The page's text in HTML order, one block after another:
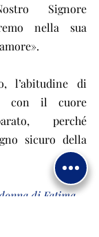
Signore
nella sua
l’abitudine di
con il cuore
perché
sicuro della
di Fatima -